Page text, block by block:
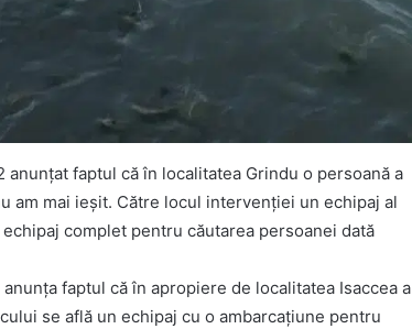
faptul că în localitatea Grindu o persoană a
am mai ieșit. Către locul intervenției un echipaj al
complet pentru căutarea persoanei dată
faptul că în apropiere de localitatea Isaccea a
se află un echipaj cu o ambarcațiune pentru